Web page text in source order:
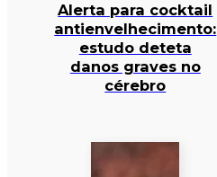
Alerta para cocktail
antienvelhecimento:
estudo deteta
danos graves no
cérebro